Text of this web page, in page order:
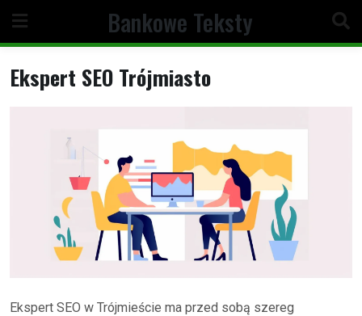
content
Bankowe Teksty
Ekspert SEO Trójmiasto
Ekspert SEO w Trójmieście ma przed sobą szereg